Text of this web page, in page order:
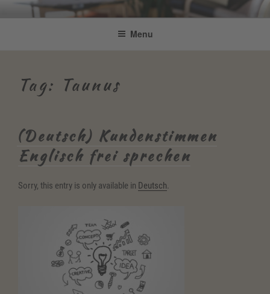
to
Be Connected by Bettina Bonkas
Resilienz | Coaching | Englisch +
Menu
Tag: Taunus
(Deutsch) Kundenstimmen
Englisch frei sprechen
Sorry, this entry is only available in Deutsch.